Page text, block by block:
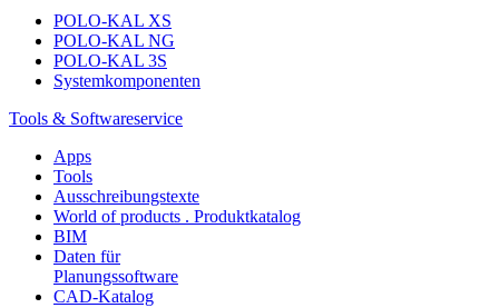
POLO-KAL XS
POLO-KAL NG
POLO-KAL 3S
Systemkomponenten
Tools & Softwareservice
Apps
Tools
Ausschreibungstexte
World of products . Produktkatalog
BIM
Daten für
Planungssoftware
CAD-Katalog